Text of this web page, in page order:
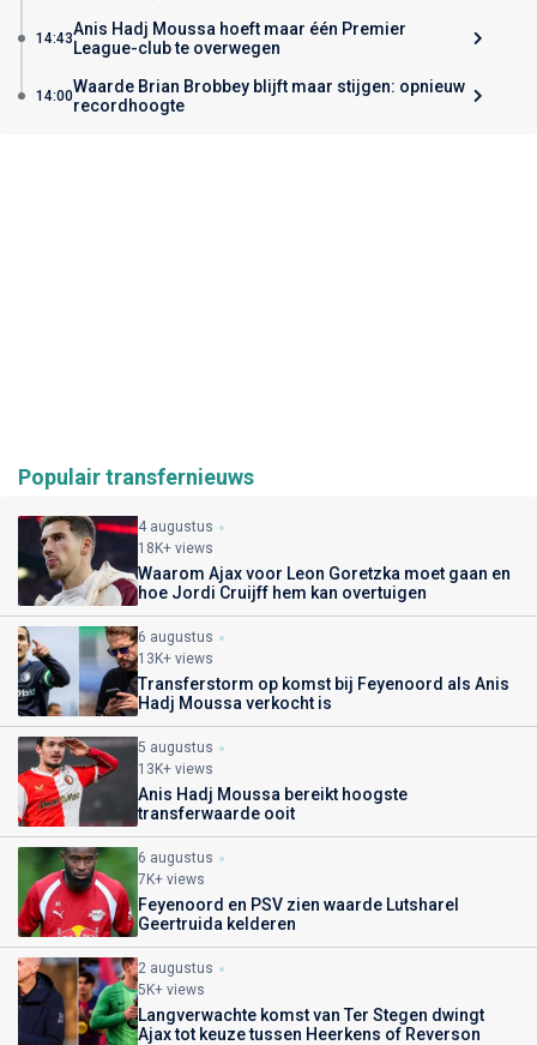
14:43Anis Hadj Moussa hoeft maar één Premier
League-club te overwegen
14:00Waarde Brian Brobbey blijft maar stijgen: opnieuw
recordhoogte
Populair transfernieuws
4 augustus
18K+ views
Waarom Ajax voor Leon Goretzka moet gaan en
hoe Jordi Cruijff hem kan overtuigen
6 augustus
13K+ views
Transferstorm op komst bij Feyenoord als Anis
Hadj Moussa verkocht is
5 augustus
13K+ views
Anis Hadj Moussa bereikt hoogste
transferwaarde ooit
6 augustus
7K+ views
Feyenoord en PSV zien waarde Lutsharel
Geertruida kelderen
2 augustus
5K+ views
Langverwachte komst van Ter Stegen dwingt
Ajax tot keuze tussen Heerkens of Reverson